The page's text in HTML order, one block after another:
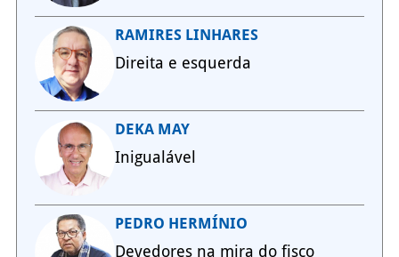
RAMIRES LINHARES
Direita e esquerda
DEKA MAY
Inigualável
PEDRO HERMÍNIO
Devedores na mira do fisco